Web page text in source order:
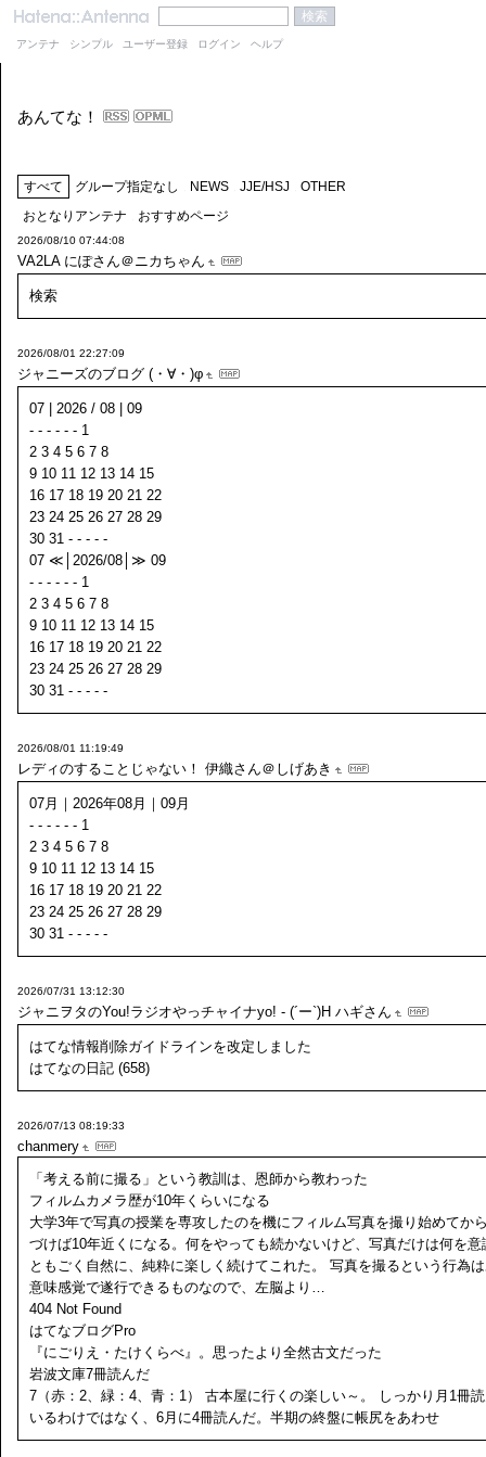
アンテナ シンプル ユーザー登録 ログイン ヘルプ
あんてな！
すべて グループ指定なし NEWS JJE/HSJ
OTHER
おとなりアンテナ
おすすめページ
2026/08/10 07:44:08
VA2LA にぽさん＠ニカちゃん
検索
2026/08/01 22:27:09
ジャニーズのブログ (・∀・)φ
07 | 2026 / 08 | 09
- - - - - - 1
2 3 4 5 6 7 8
9 10 11 12 13 14 15
16 17 18 19 20 21 22
23 24 25 26 27 28 29
30 31 - - - - -
07 ≪│2026/08│≫ 09
- - - - - - 1
2 3 4 5 6 7 8
9 10 11 12 13 14 15
16 17 18 19 20 21 22
23 24 25 26 27 28 29
30 31 - - - - -
2026/08/01 11:19:49
レディのすることじゃない！ 伊織さん＠しげあき
07月｜2026年08月｜09月
- - - - - - 1
2 3 4 5 6 7 8
9 10 11 12 13 14 15
16 17 18 19 20 21 22
23 24 25 26 27 28 29
30 31 - - - - -
2026/07/31 13:12:30
ジャニヲタのYou!ラジオやっチャイナyo! - (´ー`)H ハギさん
はてな情報削除ガイドラインを改定しました
はてなの日記 (658)
2026/07/13 08:19:33
chanmery
「考える前に撮る」という教訓は、恩師から教わった
フィルムカメラ歴が10年くらいになる
大学3年で写真の授業を専攻したのを機にフィルム写真を撮り始めてか
づけば10年近くになる。何をやっても続かないけど、写真だけは何を意
ともごく自然に、純粋に楽しく続けてこれた。 写真を撮るという行為
意味感覚で遂行できるものなので、左脳より…
404 Not Found
はてなブログPro
『にごりえ・たけくらべ』。思ったより全然古文だった
岩波文庫7冊読んだ
7（赤：2、緑：4、青：1） 古本屋に行くの楽しい～。 しっかり月1冊
いるわけではなく、6月に4冊読んだ。半期の終盤に帳尻をあわせ